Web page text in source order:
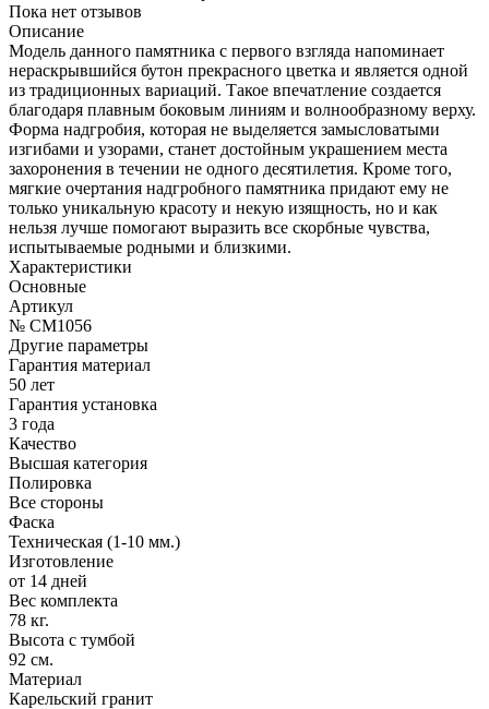
Пока нет отзывов
Описание
Модель данного памятника с первого взгляда напоминает
нераскрывшийся бутон прекрасного цветка и является одной
из традиционных вариаций. Такое впечатление создается
благодаря плавным боковым линиям и волнообразному верху.
Форма надгробия, которая не выделяется замысловатыми
изгибами и узорами, станет достойным украшением места
захоронения в течении не одного десятилетия. Кроме того,
мягкие очертания надгробного памятника придают ему не
только уникальную красоту и некую изящность, но и как
нельзя лучше помогают выразить все скорбные чувства,
испытываемые родными и близкими.
Характеристики
Основные
Артикул
№ CM1056
Другие параметры
Гарантия материал
50 лет
Гарантия установка
3 года
Качество
Высшая категория
Полировка
Все стороны
Фаска
Техническая (1-10 мм.)
Изготовление
от 14 дней
Вес комплекта
78 кг.
Высота с тумбой
92 см.
Материал
Карельский гранит